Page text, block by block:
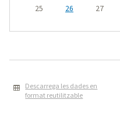
25
26 27
Descarrega les dades en
format reutilitzable